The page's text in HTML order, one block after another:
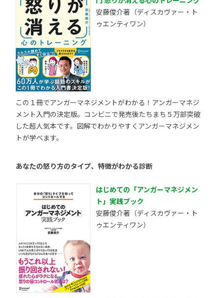
安藤俊介著（ディスカヴァー・ト
ゥエンティワン）
この１冊でアンガーマネジメントがわかる！アンガーマネジ
メント入門の決定版。コンビニで発売後たちまち５万部突破
した超人気本です。図解でわかりやすくアンガーマネジメン
トが学べます。
あなたの怒り方のタイプ、特徴がわかる診断
はじめての「アンガーマネジメン
ト」実践ブック
安藤俊介著（ディスカヴァー・ト
ゥエンティワン）